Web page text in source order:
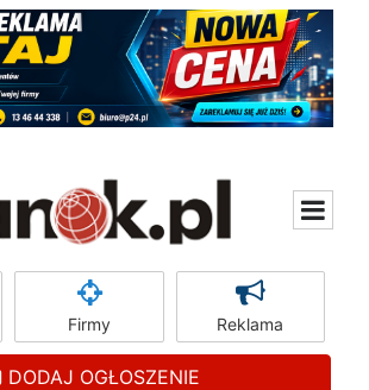
Firmy Reklama
DODAJ OGŁOSZENIE